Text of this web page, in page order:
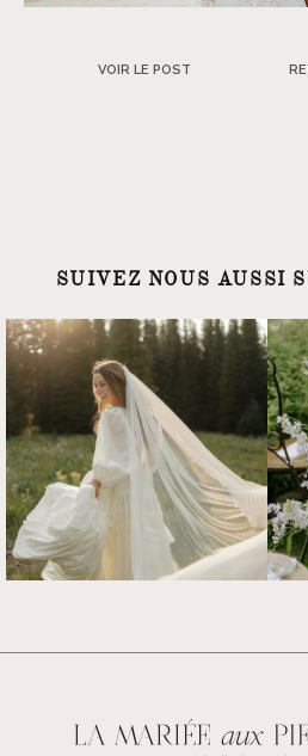
VOIR LE POST
SUIVEZ NOUS AUSSI